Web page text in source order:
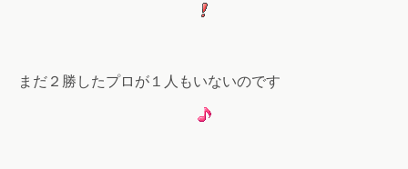
まだ２勝したプロが１人もいないのです